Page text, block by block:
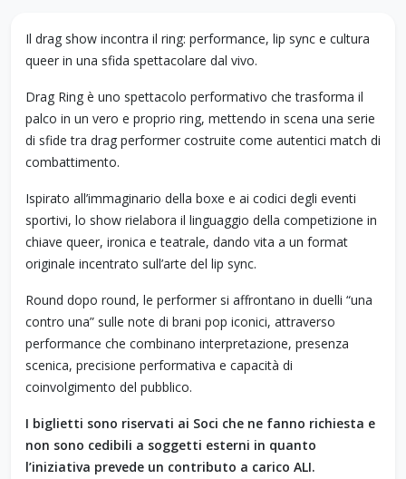
Il drag show incontra il ring: performance, lip sync e cultura
queer in una sfida spettacolare dal vivo.
Drag Ring è uno spettacolo performativo che trasforma il
palco in un vero e proprio ring, mettendo in scena una serie
di sfide tra drag performer costruite come autentici match di
combattimento.
Ispirato all’immaginario della boxe e ai codici degli eventi
sportivi, lo show rielabora il linguaggio della competizione in
chiave queer, ironica e teatrale, dando vita a un format
originale incentrato sull’arte del lip sync.
Round dopo round, le performer si affrontano in duelli “una
contro una” sulle note di brani pop iconici, attraverso
performance che combinano interpretazione, presenza
scenica, precisione performativa e capacità di
coinvolgimento del pubblico.
I biglietti sono riservati ai Soci che ne fanno richiesta e
non sono cedibili a soggetti esterni in quanto
l’iniziativa prevede un contributo a carico ALI.